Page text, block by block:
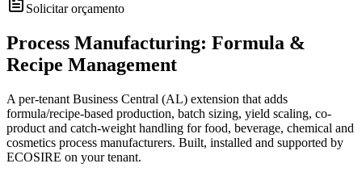
Solicitar orçamento
Process Manufacturing: Formula &
Recipe Management
A per-tenant Business Central (AL) extension that adds
formula/recipe-based production, batch sizing, yield scaling, co-
product and catch-weight handling for food, beverage, chemical and
cosmetics process manufacturers. Built, installed and supported by
ECOSIRE on your tenant.